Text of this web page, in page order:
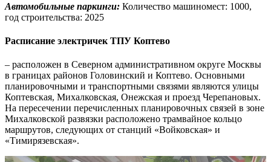
Автомобильные паркинги: Количество машиномест: 1000,
год строительства: 2025
Расписание электричек ТПУ Коптево
– расположен в Северном административном округе Москвы
в границах районов Головинский и Коптево. Основными
планировочными и транспортными связями являются улицы
Коптевская, Михалковская, Онежская и проезд Черепановых.
На пересечении перечисленных планировочных связей в зоне
Михалковской развязки расположено трамвайное кольцо
маршрутов, следующих от станций «Войковская» и
«Тимирязевская».